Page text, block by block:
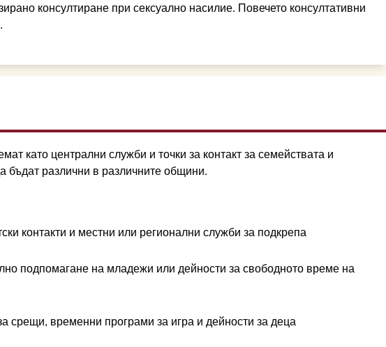
консултиране при сексуално насилие. Повечето консултативни
като централни служби и точки за контакт за семействата и
бъдат различни в различните общини.
контакти и местни или регионални служби за подкрепа
подпомагане на младежи или дейности за свободното време на
срещи, временни програми за игра и дейности за деца